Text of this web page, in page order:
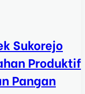
Sukorejo
Produktif
Pangan